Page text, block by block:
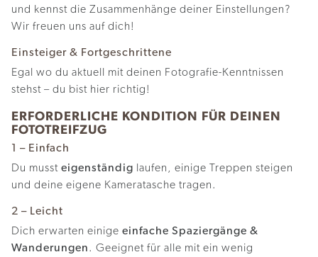
und kennst die Zusammenhänge deiner Einstellungen?
Wir freuen uns auf dich!
Einsteiger & Fortgeschrittene
Egal wo du aktuell mit deinen Fotografie-Kenntnissen
stehst – du bist hier richtig!
ERFORDERLICHE KONDITION FÜR DEINEN
FOTOTREIFZUG
1 – Einfach
Du musst eigenständig laufen, einige Treppen steigen
und deine eigene Kameratasche tragen.
2 – Leicht
Dich erwarten einige einfache Spaziergänge &
Wanderungen. Geeignet für alle mit ein wenig